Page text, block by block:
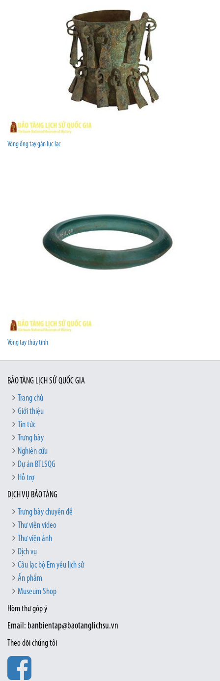
Vòng ống tay gắn lục lạc
Vòng tay thủy tinh
BẢO TÀNG LỊCH SỬ QUỐC GIA
Trang chủ
Giới thiệu
Tin tức
Trưng bày
Nghiên cứu
Dự án BTLSQG
Hỗ trợ
DỊCH VỤ BẢO TÀNG
Trưng bày chuyên đề
Thư viện video
Thư viện ảnh
Dịch vụ
Câu lạc bộ Em yêu lịch sử
Ấn phẩm
Museum Shop
Hòm thư góp ý
Email: banbientap@baotanglichsu.vn
Theo dõi chúng tôi